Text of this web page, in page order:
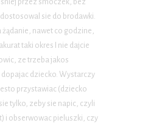
sie do brodawki.
żądanie, nawet co godzine,
taki okres I nie dajcie
ze trzeba jakos
dopajac dziecko. Wystarczy
przystawiac (dziecko
tylko, zeby sie napic, czyli
i obserwowac pieluszki, czy